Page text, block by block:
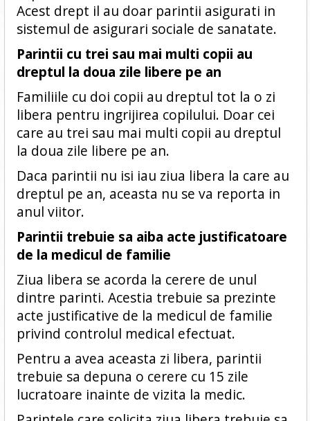
Acest drept il au doar parintii asigurati in
sistemul de asigurari sociale de sanatate.
Parintii cu trei sau mai multi copii au
dreptul la doua zile libere pe an
Familiile cu doi copii au dreptul tot la o zi
libera pentru ingrijirea copilului. Doar cei
care au trei sau mai multi copii au dreptul
la doua zile libere pe an.
Daca parintii nu isi iau ziua libera la care au
dreptul pe an, aceasta nu se va reporta in
anul viitor.
Parintii trebuie sa aiba acte justificatoare
de la medicul de familie
Ziua libera se acorda la cerere de unul
dintre parinti. Acestia trebuie sa prezinte
acte justificative de la medicul de familie
privind controlul medical efectuat.
Pentru a avea aceasta zi libera, parintii
trebuie sa depuna o cerere cu 15 zile
lucratoare inainte de vizita la medic.